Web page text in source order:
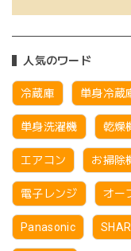
人気のワード
冷蔵庫 単身冷蔵
単身洗濯機 乾燥
エアコン お掃除
電子レンジ オー
Panasonic